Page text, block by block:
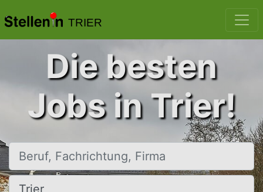
TRIER
Die besten
Jobs in Trier!
Beruf, Fachrichtung, Firma
Ort, Stadt